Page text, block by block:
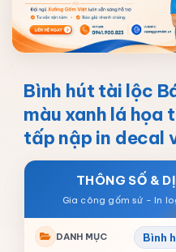
Bình hút tài lộc
màu xanh lá họa
tấp nập in decal
THÔNG SỐ &
DANH MỤC Bình